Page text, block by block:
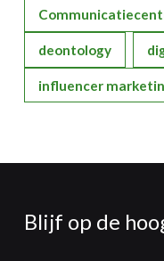
deontology
influencer
Blijf op de